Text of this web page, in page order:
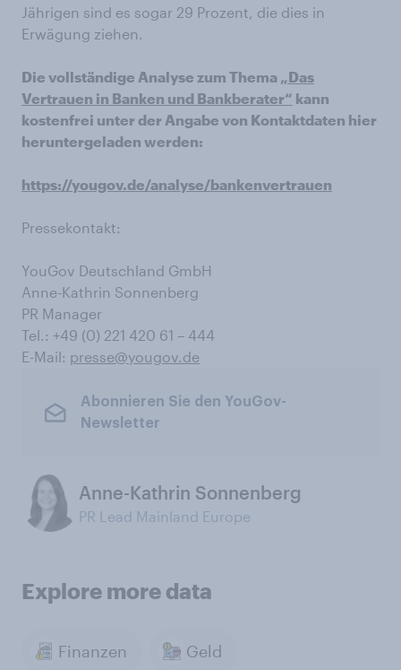
Jährigen sind es sogar 29 Prozent, die dies in
Erwägung ziehen.
Die vollständige Analyse zum Thema „Das
Vertrauen in Banken und Bankberater“ kann
kostenfrei unter der Angabe von Kontaktdaten hier
heruntergeladen werden:
https://yougov.de/analyse/bankenvertrauen
Pressekontakt:
YouGov Deutschland GmbH
Anne-Kathrin Sonnenberg
PR Manager
Tel.: +49 (0) 221 420 61 – 444
E-Mail: presse@yougov.de
Abonnieren Sie den YouGov-
Newsletter
Anne-Kathrin Sonnenberg
PR Lead Mainland Europe
Explore more data
Finanzen Geld